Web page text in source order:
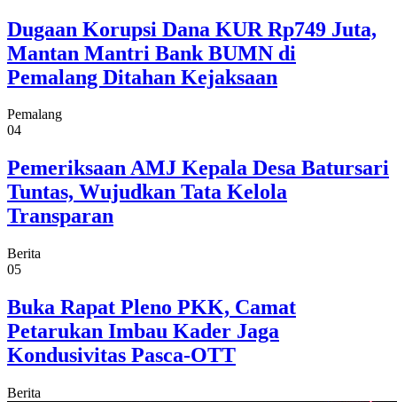
Dugaan Korupsi Dana KUR Rp749 Juta,
Mantan Mantri Bank BUMN di
Pemalang Ditahan Kejaksaan
Pemalang
04
Pemeriksaan AMJ Kepala Desa Batursari
Tuntas, Wujudkan Tata Kelola
Transparan
Berita
05
Buka Rapat Pleno PKK, Camat
Petarukan Imbau Kader Jaga
Kondusivitas Pasca-OTT
Berita